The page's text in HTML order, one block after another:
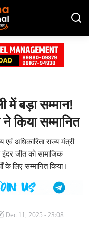
में बड़ा सम्मान!
किया सम्मानित
अधिकारिता राज्य मंत्री
जीत को सामाजिक
के लिए सम्मानित किया।
Dec 11, 2025 - 23:08